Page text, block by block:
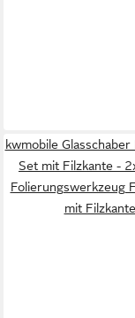
kwmobile Glasschaber
Set mit Filzkante -
Folierungswerkzeug
mit Filzkante